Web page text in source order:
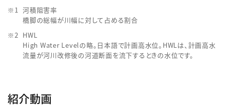
河積阻害率
橋脚の総幅が川幅に対して占める割合
HWL
High Water Levelの略。日本語で計画高水位。HWLは、計画高水
流量が河川改修後の河道断面を流下するときの水位です。
紹介動画